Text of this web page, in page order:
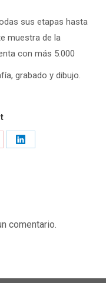
sus etapas hasta
muestra de la
con más 5.000
grabado y dibujo.
Share
comentario.